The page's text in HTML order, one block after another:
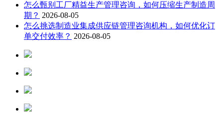
怎么甄别工厂精益生产管理咨询，如何压缩生产制造周
期？ 2026-08-05
怎么挑选制造业集成供应链管理咨询机构，如何优化订
单交付效率？ 2026-08-05